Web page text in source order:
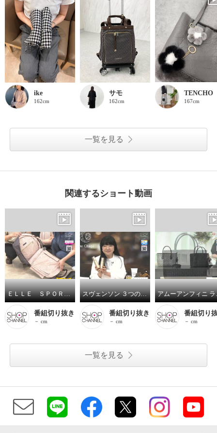
ike
162cm
サモ
162cm
TENCHO
167cm
一覧を見る
関連するショート動画
ＥＬＬＥ ＳＰＯＲＴ はっ水 取り外してリュックになる キューブ柄 キャリーカート
番組切り抜き
－ cm
スヴェンソン ３つの有効成分配合 育毛、薄毛、脱毛の予防！ ザ・チャーガ薬用育毛剤 ２本スペシャルセット
番組切り抜き
－ cm
アムーア
番組切り
－ cm
一覧を見る